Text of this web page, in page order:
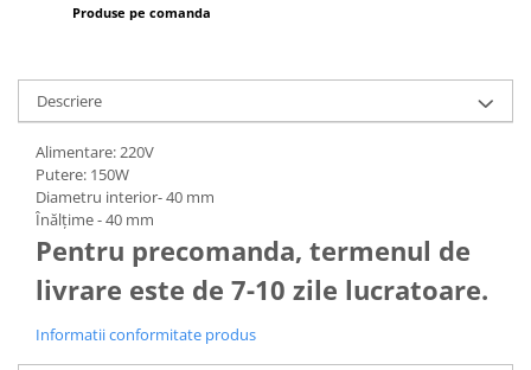
Produse pe comanda
Descriere
Alimentare: 220V
Putere: 150W
Diametru interior- 40 mm
Înălțime - 40 mm
Pentru precomanda, termenul de
livrare este de 7-10 zile lucratoare.
Informatii conformitate produs